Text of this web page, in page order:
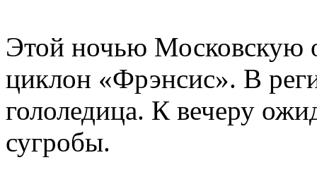
Этой ночью Московскую
циклон «Фрэнсис». В
гололедица. К вечеру
сугробы.